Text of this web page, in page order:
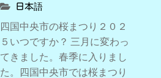
日本語
四国中央市の桜まつり２０２
５いつですか？ 三月に変わっ
てきました。春季に入りまし
た。四国中央市では桜まつり